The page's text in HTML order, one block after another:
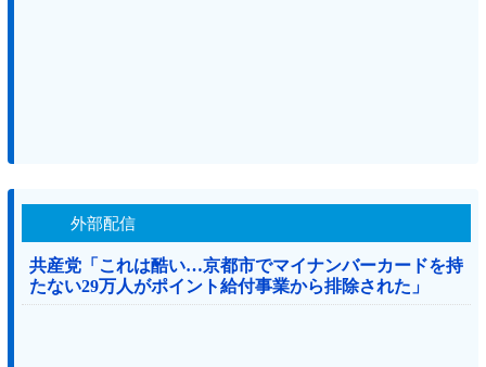
外部配信
共産党「これは酷い…京都市でマイナンバーカードを持
たない29万人がポイント給付事業から排除された」